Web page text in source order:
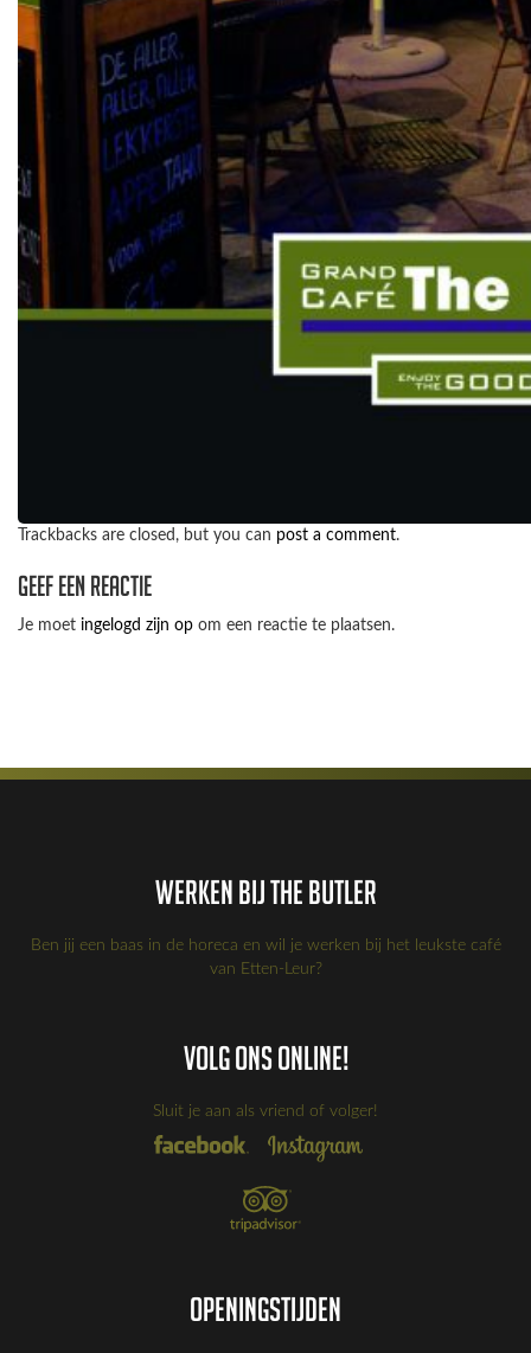
Trackbacks are closed, but you can post a comment.
Geef een reactie
Je moet ingelogd zijn op om een reactie te plaatsen.
Werken bij the Butler
Ben jij een baas in de horeca en wil je werken bij het leukste café
van Etten-Leur?
Volg ons online!
Sluit je aan als vriend of volger!
Openingstijden